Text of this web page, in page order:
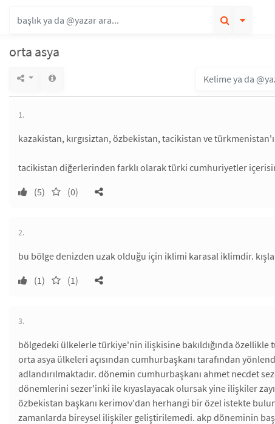
orta asya
1.
kazakistan, kırgısiztan, özbekistan, tacikistan ve
tacikistan diğerlerinden farklı olarak türki cumhuriyetler
(5)
(0)
2.
bu bölge denizden uzak olduğu için iklimi karasal iklimdir.
(1)
(1)
3.
bölgedeki ülkelerle türkiye'nin ilişkisine bakıldığında
orta asya ülkeleri açısından cumhurbaşkanı tarafından
adlandırılmaktadır. dönemin cumhurbaşkanı ahmet necdet
dönemlerini sezer'inki ile kıyaslayacak olursak yine ilişkiler
özbekistan başkanı kerimov'dan herhangi bir özel istekte
zamanlarda bireysel ilişkiler geliştirilemedi. akp döneminin